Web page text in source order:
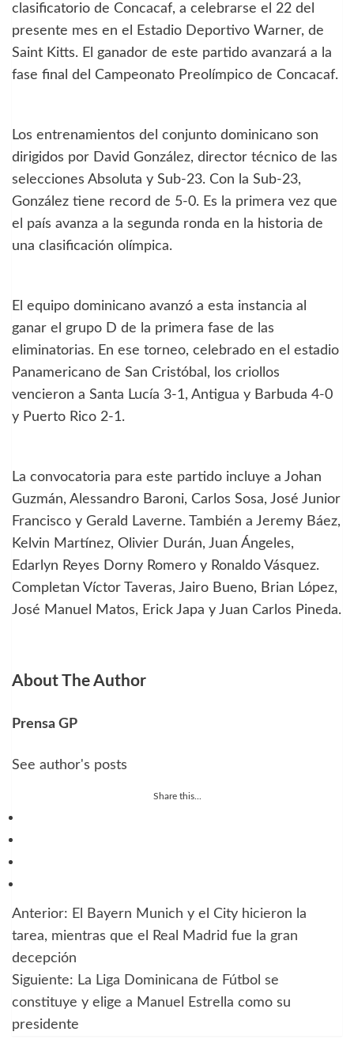
clasificatorio de Concacaf, a celebrarse el 22 del
presente mes en el Estadio Deportivo Warner, de
Saint Kitts. El ganador de este partido avanzará a la
fase final del Campeonato Preolímpico de Concacaf.
Los entrenamientos del conjunto dominicano son
dirigidos por David González, director técnico de las
selecciones Absoluta y Sub-23. Con la Sub-23,
González tiene record de 5-0. Es la primera vez que
el país avanza a la segunda ronda en la historia de
una clasificación olímpica.
El equipo dominicano avanzó a esta instancia al
ganar el grupo D de la primera fase de las
eliminatorias. En ese torneo, celebrado en el estadio
Panamericano de San Cristóbal, los criollos
vencieron a Santa Lucía 3-1, Antigua y Barbuda 4-0
y Puerto Rico 2-1.
La convocatoria para este partido incluye a Johan
Guzmán, Alessandro Baroni, Carlos Sosa, José Junior
Francisco y Gerald Laverne. También a Jeremy Báez,
Kelvin Martínez, Olivier Durán, Juan Ángeles,
Edarlyn Reyes Dorny Romero y Ronaldo Vásquez.
Completan Víctor Taveras, Jairo Bueno, Brian López,
José Manuel Matos, Erick Japa y Juan Carlos Pineda.
About The Author
Prensa GP
See author's posts
Share this...
Navegación
de
entradas
Anterior: El Bayern Munich y el City hicieron la
tarea, mientras que el Real Madrid fue la gran
decepción
Siguiente: La Liga Dominicana de Fútbol se
constituye y elige a Manuel Estrella como su
presidente